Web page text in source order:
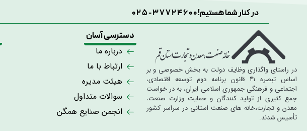
در کنار شما هستیم!025-37724600
در راستای واگذاری وظایف دولت به بخش خصوصی و بر
اساس تبصره ۴۱ قانون برنامه دوم توسعه اقتصادی،
اجتماعی و فرهنگی جمهوری اسلامی ایران، به در خواست
جمع کثیری از تولید کنندگان و حمایت وزارت صنعت،
معدن و تجارت،خانه های صنعت استانی در سراسر کشور
تأسیس شدند.
دسترسی آسان
درباره ما
ارتباط با ما
هیئت مدیره
سوالات متداول
انجمن صنایع همگن